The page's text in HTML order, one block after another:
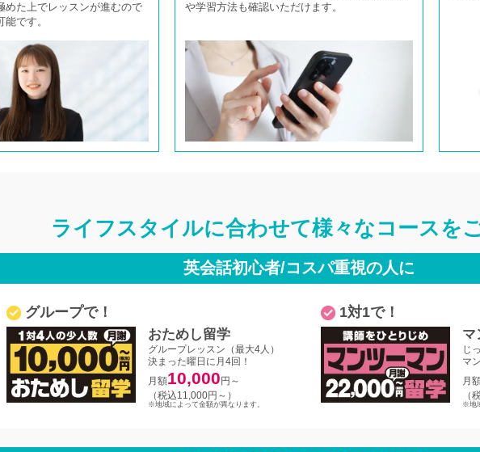
めた上でレッスンが進むので
です。
や学習方法も確認いただけます。
ライフスタイルに合わせて様々なコースを
英会話初心者/コスパ重視の人に
グループで！
おためし留学
グループレッスン（最大4人）
決まった曜日に月4回！
月額10,000円～
（税込11,000円～）
※地域によって金額が異なります。
1対1で！
マ
じ
マ
月
（
※地